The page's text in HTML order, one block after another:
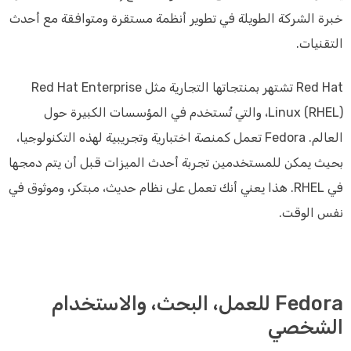
خبرة الشركة الطويلة في تطوير أنظمة مستقرة ومتوافقة مع أحدث
التقنيات.
Red Hat تشتهر بمنتجاتها التجارية مثل Red Hat Enterprise
Linux (RHEL)، والتي تُستخدم في المؤسسات الكبيرة حول
العالم. Fedora تعمل كمنصة اختبارية وتجريبية لهذه التكنولوجيا،
بحيث يمكن للمستخدمين تجربة أحدث الميزات قبل أن يتم دمجها
في RHEL. هذا يعني أنك تعمل على نظام حديث، مبتكر، وموثوق في
نفس الوقت.
Fedora للعمل، البحث، والاستخدام
الشخصي